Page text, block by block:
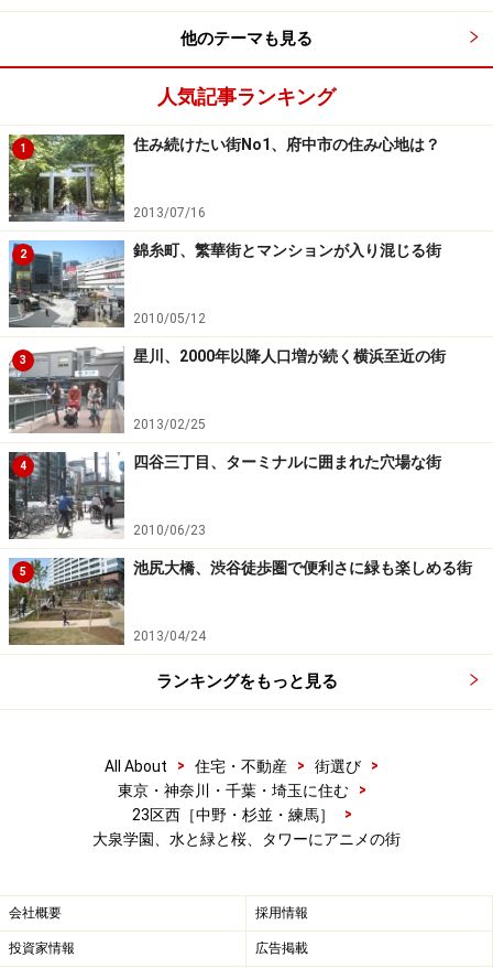
他のテーマも見る
人気記事ランキング
1 住み続けたい街No1、府中市の住み心地は？
2013/07/16
2 錦糸町、繁華街とマンションが入り混じる街
2010/05/12
3 星川、2000年以降人口増が続く横浜至近の街
2013/02/25
4 四谷三丁目、ターミナルに囲まれた穴場な街
2010/06/23
5 池尻大橋、渋谷徒歩圏で便利さに緑も楽しめる街
2013/04/24
ランキングをもっと見る
All About > 住宅・不動産 > 街選び
>
東京・神奈川・千葉・埼玉に住む
>
23区西［中野・杉並・練馬］
>
大泉学園、水と緑と桜、タワーにアニメの街
会社概要 採用情報
投資家情報 広告掲載